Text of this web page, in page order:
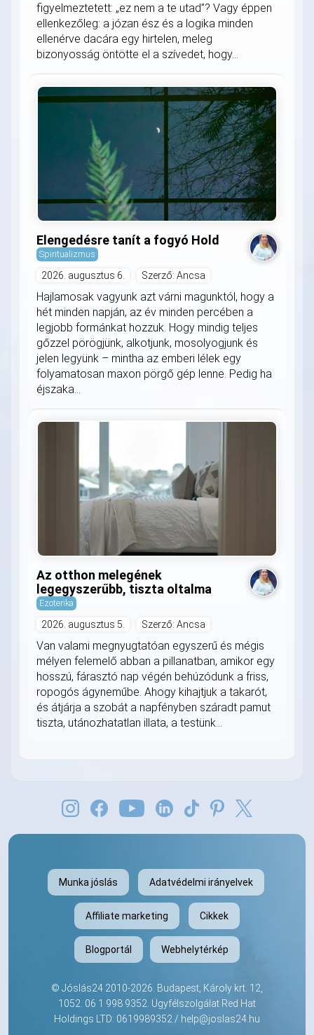
figyelmeztetett: „ez nem a te utad”? Vagy éppen
ellenkezőleg: a józan ész és a logika minden
ellenérve dacára egy hirtelen, meleg
bizonyosság öntötte el a szívedet, hogy...
Elengedésre tanít a fogyó Hold
Spiritualizmus
2026. augusztus 6. Szerző: Ancsa
Hajlamosak vagyunk azt várni magunktól, hogy a
hét minden napján, az év minden percében a
legjobb formánkat hozzuk. Hogy mindig teljes
gőzzel pörögjünk, alkotjunk, mosolyogjunk és
jelen legyünk – mintha az emberi lélek egy
folyamatosan maxon pörgő gép lenne. Pedig ha
éjszaka...
Az otthon melegének
legegyszerűbb, tiszta oltalma
Ezoterika
2026. augusztus 5. Szerző: Ancsa
Van valami megnyugtatóan egyszerű és mégis
mélyen felemelő abban a pillanatban, amikor egy
hosszú, fárasztó nap végén behúzódunk a friss,
ropogós ágyneműbe. Ahogy kihajtjuk a takarót,
és átjárja a szobát a napfényben száradt pamut
tiszta, utánozhatatlan illata, a testünk...
Munka jóslás Adatvédelmi irányelvek
Affiliate marketing Cikkek
Blogportál Webhelytérkép
© Jóslás24 2010-2026. Budapest, Károly krt. 12,
1052. 06 1 998 9352. Ügyfélszolgálat Red Hat
Holdings LTD: 0619989352 / help@joslas24.hu